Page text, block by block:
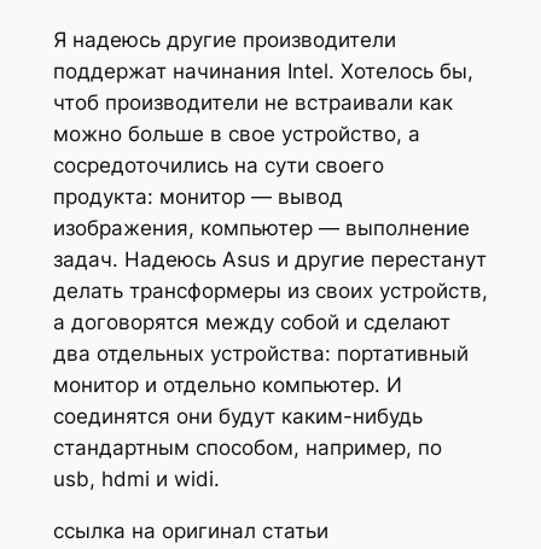
Я надеюсь другие производители
поддержат начинания Intel. Хотелось бы,
чтоб производители не встраивали как
можно больше в свое устройство, а
сосредоточились на сути своего
продукта: монитор — вывод
изображения, компьютер — выполнение
задач. Надеюсь Asus и другие перестанут
делать трансформеры из своих устройств,
а договорятся между собой и сделают
два отдельных устройства: портативный
монитор и отдельно компьютер. И
соединятся они будут каким-нибудь
стандартным способом, например, по
usb, hdmi и widi.
ссылка на оригинал статьи